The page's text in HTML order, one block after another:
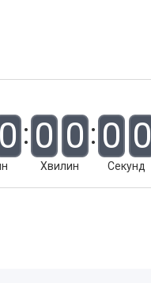
0 0 0
Хвилин
0 0
Секунд